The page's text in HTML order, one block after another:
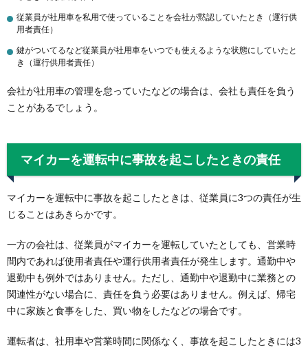
従業員が社用車を私用で使っていることを会社が黙認していたとき（運行供
用者責任）
鍵がついてるなど従業員が社用車をいつでも使えるような状態にしていたと
き（運行供用者責任）
会社が社用車の管理を怠っていたなどの場合は、会社も責任を負う
ことがあるでしょう。
マイカーを運転中に事故を起こしたときの責任
マイカーを運転中に事故を起こしたときは、従業員に3つの責任が生
じることはあきらかです。
一方の会社は、従業員がマイカーを運転していたとしても、営業時
間内であれば使用者責任や運行供用者責任が発生します。通勤中や
退勤中も例外ではありません。ただし、通勤中や退勤中に業務との
関連性がない場合に、責任を負う必要はありません。例えば、帰宅
中に家族と食事をした、買い物をしたなどの場合です。
運転者は、社用車や営業時間に関係なく、事故を起こしたときには3